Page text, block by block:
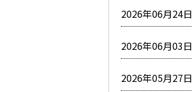
2026年06月24日
2026年06月03日
2026年05月27日